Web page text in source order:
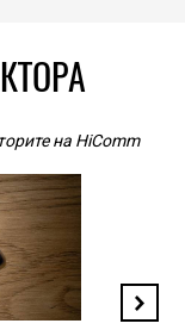
на HiComm